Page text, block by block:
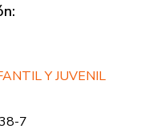
Y JUVENIL
7